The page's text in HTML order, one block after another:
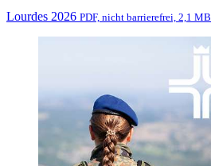
Lourdes 2026 PDF, nicht barrierefrei, 2,1 MB